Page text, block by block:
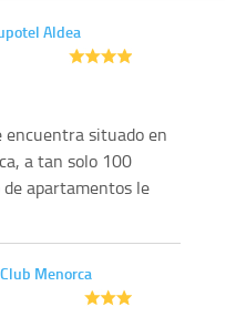
Aldea
encuentra situado en
a tan solo 100
apartamentos le
Menorca